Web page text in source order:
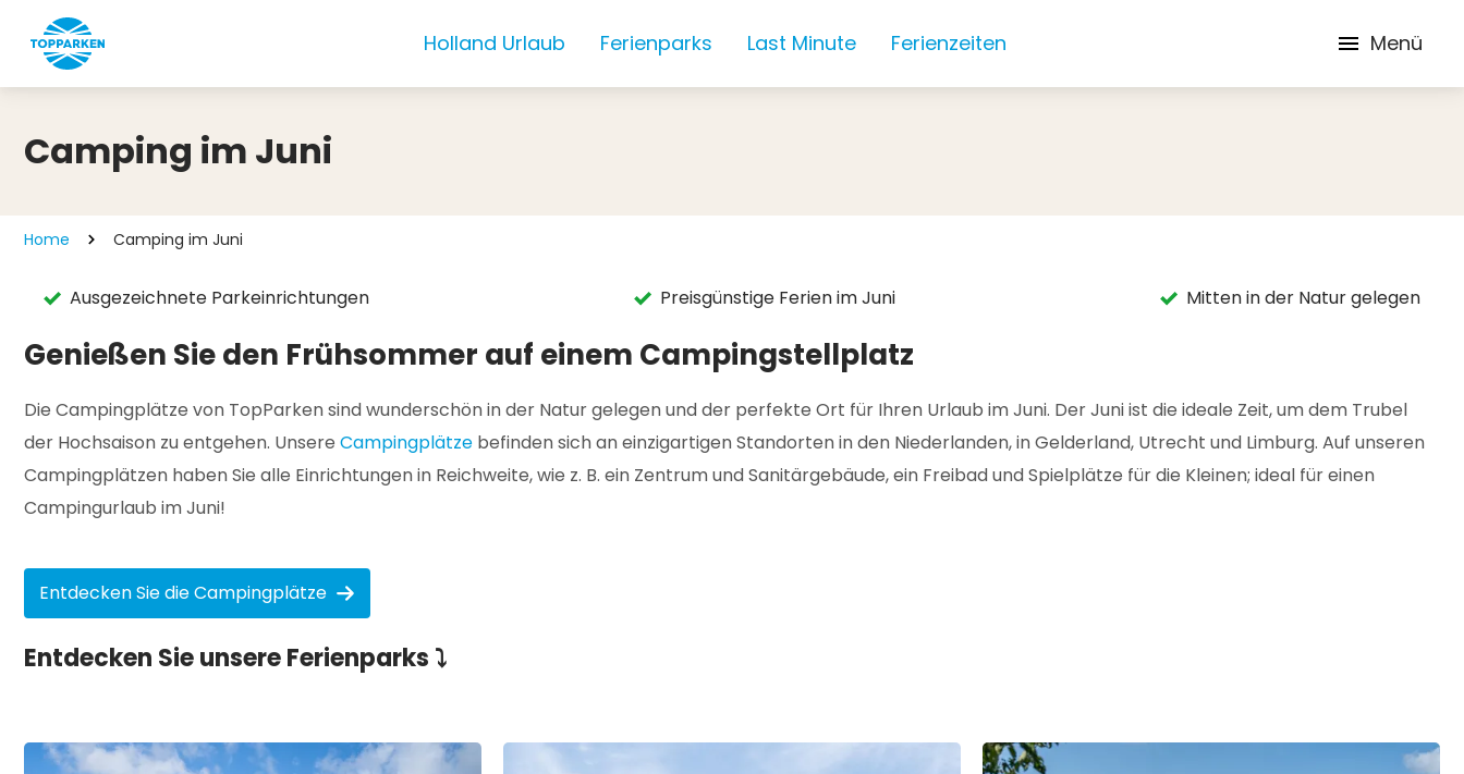
Holland Urlaub Ferienparks Last Minute Ferienzeiten Menü
Camping im Juni
Home Camping im Juni
Ausgezeichnete Parkeinrichtungen Preisgünstige Ferien im Juni Mitten in der Natur gelegen
Genießen Sie den Frühsommer auf einem Campingstellplatz
Die Campingplätze von TopParken sind wunderschön in der Natur gelegen und der perfekte Ort für Ihren Urlaub im Juni. Der Juni ist die ideale Zeit, um dem Trubel
der Hochsaison zu entgehen. Unsere Campingplätze befinden sich an einzigartigen Standorten in den Niederlanden, in Gelderland, Utrecht und Limburg. Auf unseren
Campingplätzen haben Sie alle Einrichtungen in Reichweite, wie z. B. ein Zentrum und Sanitärgebäude, ein Freibad und Spielplätze für die Kleinen; ideal für einen
Campingurlaub im Juni!
Entdecken Sie die Campingplätze
Entdecken Sie unsere Ferienparks ⤵